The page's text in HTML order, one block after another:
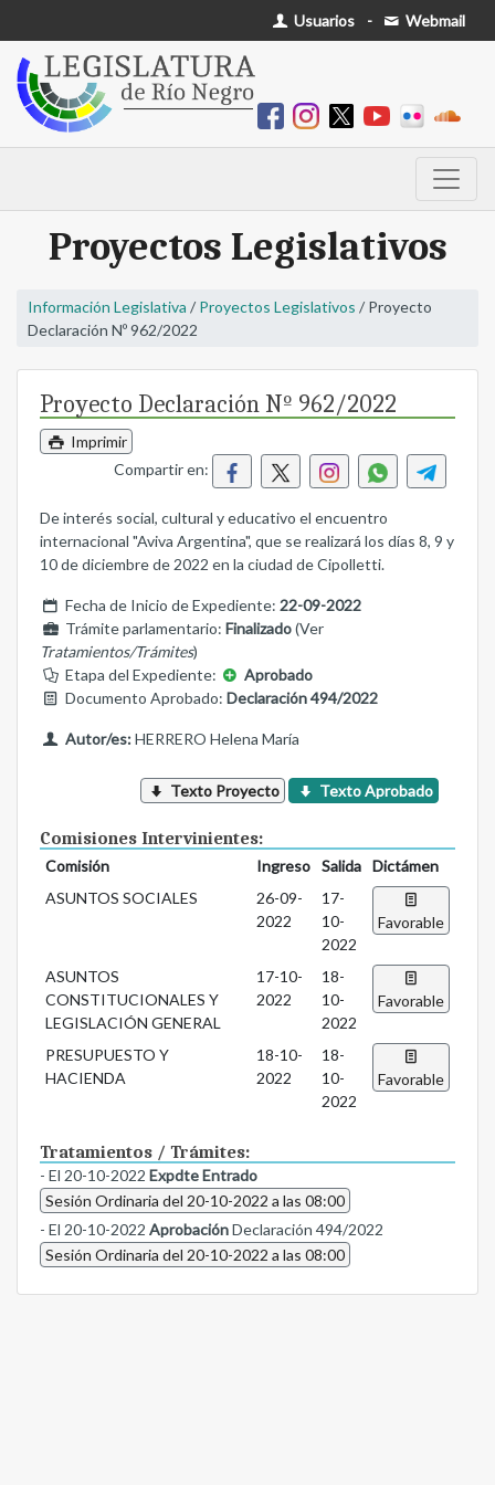
Usuarios - Webmail
Proyectos Legislativos
Información Legislativa / Proyectos Legislativos / Proyecto
Declaración Nº 962/2022
Proyecto Declaración Nº 962/2022
Imprimir
Compartir en:
De interés social, cultural y educativo el encuentro
internacional "Aviva Argentina", que se realizará los días 8, 9 y
10 de diciembre de 2022 en la ciudad de Cipolletti.
Fecha de Inicio de Expediente: 22-09-2022
Trámite parlamentario: Finalizado(Ver
Tratamientos/Trámites)
Etapa del Expediente:
Aprobado
Documento Aprobado: Declaración 494/2022
Autor/es:HERRERO Helena María
Texto Proyecto Texto Aprobado
Comisiones Intervinientes:
Comisión Ingreso Salida
Dictámen
ASUNTOS SOCIALES
26-09-
2022
17-
10-
2022
Favorable
ASUNTOS
CONSTITUCIONALES Y
LEGISLACIÓN GENERAL
17-10-
2022
18-
10-
2022
Favorable
PRESUPUESTO Y
HACIENDA
18-10-
2022
18-
10-
2022
Favorable
Tratamientos / Trámites:
- El 20-10-2022 Expdte Entrado
Sesión Ordinaria del 20-10-2022 a las 08:00
- El 20-10-2022 AprobaciónDeclaración 494/2022
Sesión Ordinaria del 20-10-2022 a las 08:00